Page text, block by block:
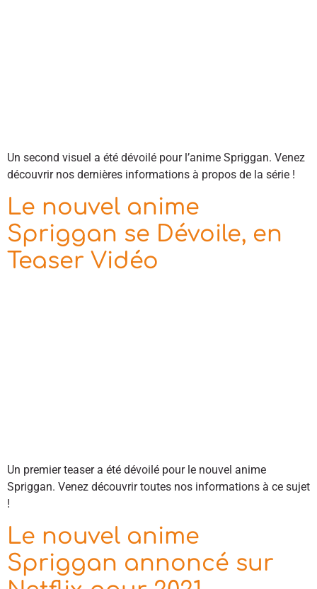
Un second visuel a été dévoilé pour l’anime Spriggan. Venez
découvrir nos dernières informations à propos de la série !
Le nouvel anime
Spriggan se Dévoile, en
Teaser Vidéo
Un premier teaser a été dévoilé pour le nouvel anime
Spriggan. Venez découvrir toutes nos informations à ce sujet
!
Le nouvel anime
Spriggan annoncé sur